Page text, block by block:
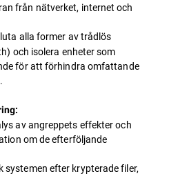
från nätverket, internet och
alla former av trådlös
och isolera enheter som
för att förhindra omfattande
av angreppets effekter och
om de efterföljande
systemen efter krypterade filer,